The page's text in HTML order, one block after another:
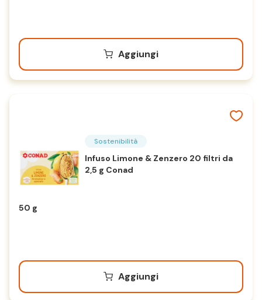
Aggiungi
Sostenibilità
Infuso Limone & Zenzero 20 filtri da
2,5 g Conad
50 g
Aggiungi